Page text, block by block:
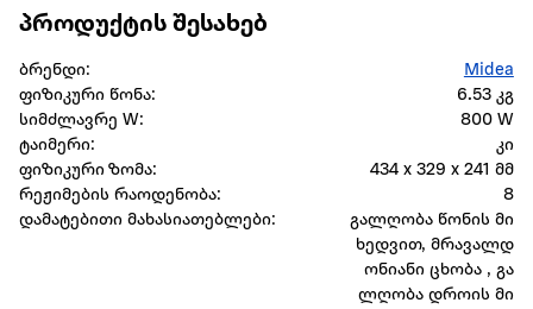
პროდუქტის შესახებ
ბრენდი:
Midea
ფიზიკური წონა:
6.53 კგ
სიმძლავრე W:
800 W
ტაიმერი:
კი
ფიზიკური ზომა:
434 x 329 x 241 მმ
რეჟიმების რაოდენობა:
8
დამატებითი მახასიათებლები:
გალღობა წონის მი
ხედვით, მრავალდ
ონიანი ცხობა , გა
ლღობა დროის მი